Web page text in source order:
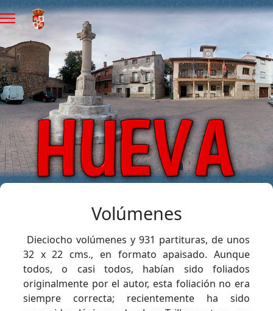
Volúmenes
Dieciocho volúmenes y 931 partituras, de unos
32 x 22 cms., en formato apaisado. Aunque
todos, o casi todos, habían sido foliados
originalmente por el autor, esta foliación no era
siempre correcta; recientemente ha sido